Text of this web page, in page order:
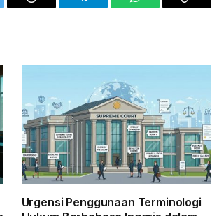
Threads Telegram WhatsAppCopy
Urgensi Penggunaan Terminologi